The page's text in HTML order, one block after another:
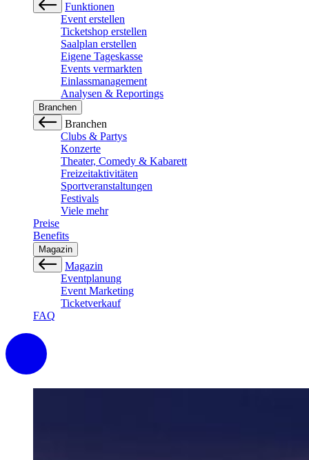
Funktionen
Event erstellen
Ticketshop erstellen
Saalplan erstellen
Eigene Tageskasse
Events vermarkten
Einlassmanagement
Analysen & Reportings
Branchen
Branchen
Clubs & Partys
Konzerte
Theater, Comedy & Kabarett
Freizeitaktivitäten
Sportveranstaltungen
Festivals
Viele mehr
Preise
Benefits
Magazin
Magazin
Eventplanung
Event Marketing
Ticketverkauf
FAQ